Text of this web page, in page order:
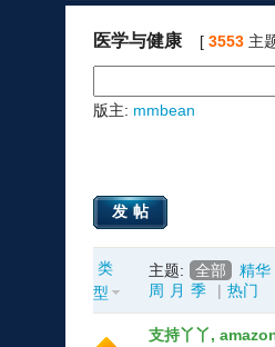
医学与健康 [ 3553主
版主: mmbean
发帖
类
型
主题: 全部 精华
周
月 季 | 热门
支持丫丫,